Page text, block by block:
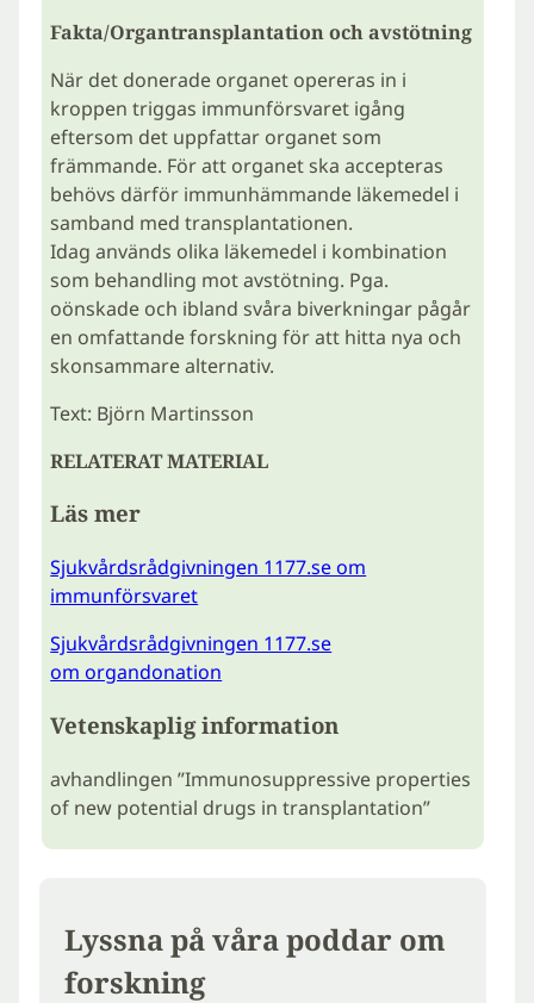
Fakta/Organtransplantation och avstötning
När det donerade organet opereras in i
kroppen triggas immunförsvaret igång
eftersom det uppfattar organet som
främmande. För att organet ska accepteras
behövs därför immunhämmande läkemedel i
samband med transplantationen.
Idag används olika läkemedel i kombination
som behandling mot avstötning. Pga.
oönskade och ibland svåra biverkningar pågår
en omfattande forskning för att hitta nya och
skonsammare alternativ.
Text: Björn Martinsson
RELATERAT MATERIAL
Läs mer
Sjukvårdsrådgivningen 1177.se om
immunförsvaret
Sjukvårdsrådgivningen 1177.se
om organdonation
Vetenskaplig information
avhandlingen ”Immunosuppressive properties
of new potential drugs in transplantation”
Lyssna på våra poddar om
forskning